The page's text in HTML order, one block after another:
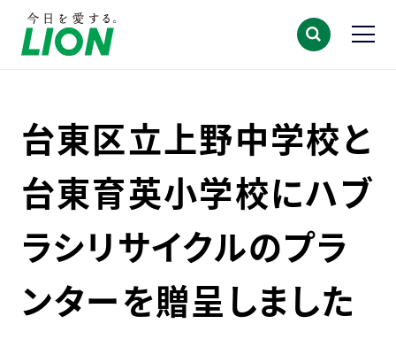
台東区立上野中学校と
台東育英小学校にハブ
ラシリサイクルのプラ
ンターを贈呈しました